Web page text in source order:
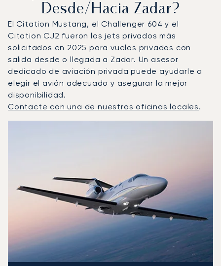
Desde/hacia Zadar?
El Citation Mustang, el Challenger 604 y el
Citation CJ2 fueron los jets privados más
solicitados en 2025 para vuelos privados con
salida desde o llegada a Zadar. Un asesor
dedicado de aviación privada puede ayudarle a
elegir el avión adecuado y asegurar la mejor
disponibilidad.
Contacte con una de nuestras oficinas locales.